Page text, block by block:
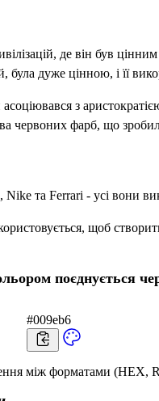
де він був
була дуже цінною, і її
з
червоних фарб, що
Nike та Ferrari - усі вони
щоб
поєднується
#009eb6
між форматами (HEX,